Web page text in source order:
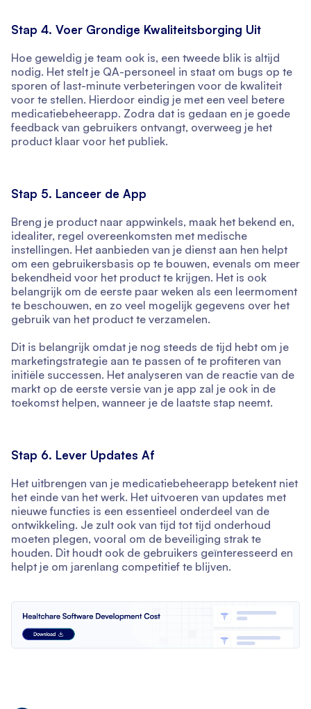
Stap 4. Voer Grondige Kwaliteitsborging Uit
Hoe geweldig je team ook is, een tweede blik is altijd
nodig. Het stelt je QA-personeel in staat om bugs op te
sporen of last-minute verbeteringen voor de kwaliteit
voor te stellen. Hierdoor eindig je met een veel betere
medicatiebeheerapp. Zodra dat is gedaan en je goede
feedback van gebruikers ontvangt, overweeg je het
product klaar voor het publiek.
Stap 5. Lanceer de App
Breng je product naar appwinkels, maak het bekend en,
idealiter, regel overeenkomsten met medische
instellingen. Het aanbieden van je dienst aan hen helpt
om een gebruikersbasis op te bouwen, evenals om meer
bekendheid voor het product te krijgen. Het is ook
belangrijk om de eerste paar weken als een leermoment
te beschouwen, en zo veel mogelijk gegevens over het
gebruik van het product te verzamelen.
Dit is belangrijk omdat je nog steeds de tijd hebt om je
marketingstrategie aan te passen of te profiteren van
initiële successen. Het analyseren van de reactie van de
markt op de eerste versie van je app zal je ook in de
toekomst helpen, wanneer je de laatste stap neemt.
Stap 6. Lever Updates Af
Het uitbrengen van je medicatiebeheerapp betekent niet
het einde van het werk. Het uitvoeren van updates met
nieuwe functies is een essentieel onderdeel van de
ontwikkeling. Je zult ook van tijd tot tijd onderhoud
moeten plegen, vooral om de beveiliging strak te
houden. Dit houdt ook de gebruikers geïnteresseerd en
helpt je om jarenlang competitief te blijven.